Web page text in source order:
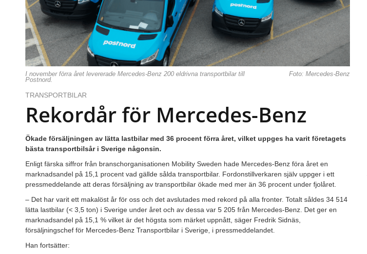
I november förra året levererade Mercedes-Benz 200 eldrivna transportbilar till
Postnord.
Foto: Mercedes-Benz
TRANSPORTBILAR
Rekordår för Mercedes-Benz
Ökade försäljningen av lätta lastbilar med 36 procent förra året, vilket uppges ha varit företagets
bästa transportbilsår i Sverige någonsin.
Enligt färska siffror från branschorganisationen Mobility Sweden hade Mercedes-Benz föra året en
marknadsandel på 15,1 procent vad gällde sålda transportbilar. Fordonstillverkaren själv uppger i ett
pressmeddelande att deras försäljning av transportbilar ökade med mer än 36 procent under fjolåret.
– Det har varit ett makalöst år för oss och det avslutades med rekord på alla fronter. Totalt såldes 34 514
lätta lastbilar (< 3,5 ton) i Sverige under året och av dessa var 5 205 från Mercedes-Benz. Det ger en
marknadsandel på 15,1 % vilket är det högsta som märket uppnått, säger Fredrik Sidnäs,
försäljningschef för Mercedes-Benz Transportbilar i Sverige, i pressmeddelandet.
Han fortsätter: